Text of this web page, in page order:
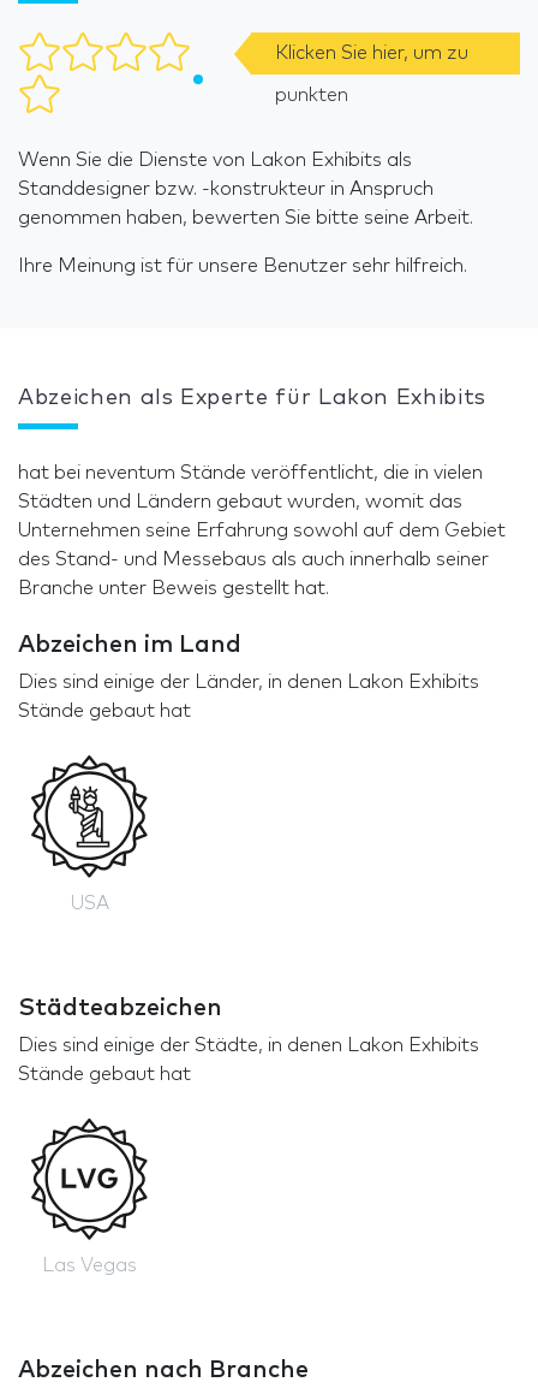
Klicken Sie hier, um zu
punkten
Wenn Sie die Dienste von Lakon Exhibits als
Standdesigner bzw. -konstrukteur in Anspruch
genommen haben, bewerten Sie bitte seine Arbeit.
Ihre Meinung ist für unsere Benutzer sehr hilfreich.
Abzeichen als Experte für Lakon Exhibits
hat bei neventum Stände veröffentlicht, die in vielen
Städten und Ländern gebaut wurden, womit das
Unternehmen seine Erfahrung sowohl auf dem Gebiet
des Stand- und Messebaus als auch innerhalb seiner
Branche unter Beweis gestellt hat.
Abzeichen im Land
Dies sind einige der Länder, in denen Lakon Exhibits
Stände gebaut hat
USA
Städteabzeichen
Dies sind einige der Städte, in denen Lakon Exhibits
Stände gebaut hat
Las Vegas
Abzeichen nach Branche